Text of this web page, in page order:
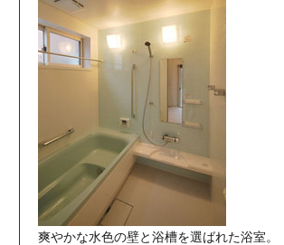
爽やかな水色の壁と浴槽を選ばれた浴室。